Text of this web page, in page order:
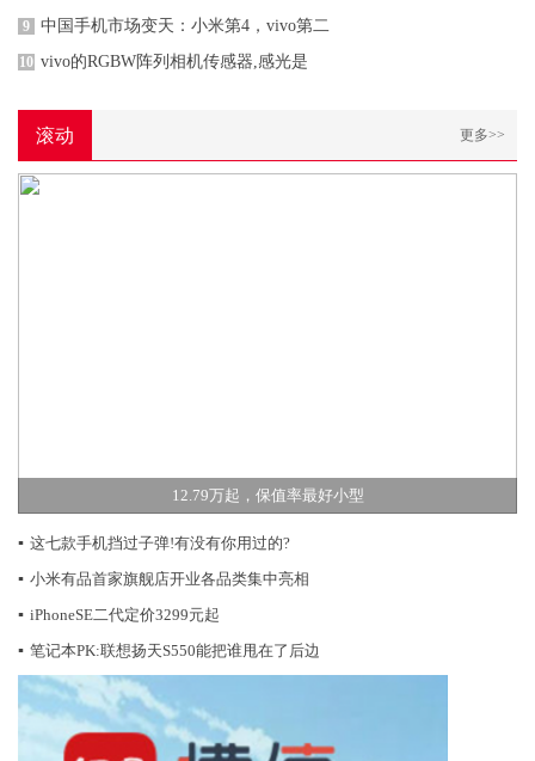
9 中国手机市场变天：小米第4，vivo第二
10 vivo的RGBW阵列相机传感器,感光是
滚动 更多>>
12.79万起，保值率最好小型
▪ 这七款手机挡过子弹!有没有你用过的?
▪ 小米有品首家旗舰店开业各品类集中亮相
▪ iPhoneSE二代定价3299元起
▪ 笔记本PK:联想扬天S550能把谁甩在了后边